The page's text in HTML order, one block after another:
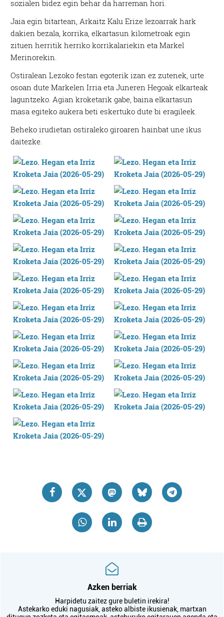
sozialen bidez egin behar da harreman hori.
Jaia egin bitartean, Arkaitz Kalu Erize lezoarrak hark
dakien bezala, korrika, elkartasun kilometroak egin
zituen herritik herriko korrikalariekin eta Markel
Merinorekin.
Ostiralean Lezoko festan egoterik izan ez zutenek, urte
osoan dute Markelen Irria eta Juneren Hegoak elkarteak
laguntzeko. Agian kroketarik gabe, baina elkartasun
masa egiteko aukera beti eskertuko dute bi eragileek.
Beheko irudietan ostiraleko giroaren hainbat une ikus
daitezke.
Azken berriak
Harpidetu zaitez gure buletin irekira!
Astekarko eduki nagusiak, asteko albiste ikusienak, martxan